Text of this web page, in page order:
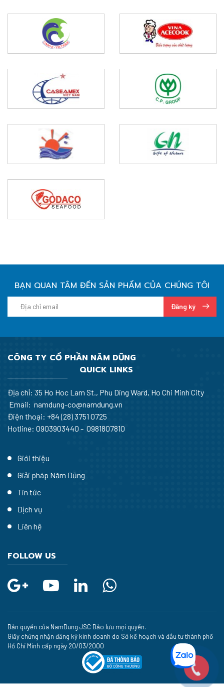
BẠN QUAN TÂM ĐẾN SẢN PHẨM CỦA CHÚNG TÔI
Đăng ký
CÔNG TY CỔ PHẦN NĂM DŨNG
QUICK LINKS
Địa chỉ: 35 Ho Hoc Lam St., Phu Ding Ward, Ho Chi Minh City
Email: namdung-co@namdung.vn
Điện thoại: +84 (28) 3751 0725
Hotline: 0903903440 - 0981807810
Giới thiệu
Giải pháp Năm Dũng
Tin tức
Dịch vụ
Liên hệ
FOLLOW US
Bản quyền của NamDung JSC Bảo lưu mọi quyền.
Giấy chứng nhận đăng ký kinh doanh do Sở kế hoạch và đầu tư thành phố
Hồ Chí Minh cấp ngày 20/03/2000